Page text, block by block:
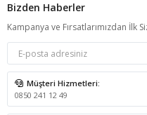
Bizden Haberler
Kampanya ve Fırsatlarımızdan İlk
Müşteri Hizmetleri:
0850 241 12 49